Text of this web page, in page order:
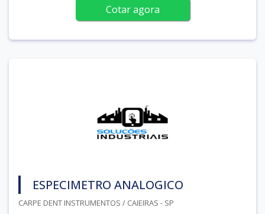
Cotar agora
ESPECIMETRO ANALOGICO
CARPE DENT INSTRUMENTOS / CAIEIRAS - SP